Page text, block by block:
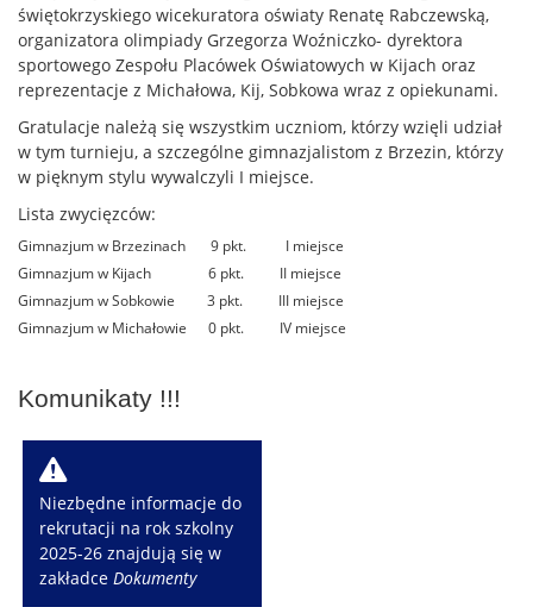
świętokrzyskiego wicekuratora oświaty Renatę Rabczewską,
organizatora olimpiady Grzegorza Woźniczko- dyrektora
sportowego Zespołu Placówek Oświatowych w Kijach oraz
reprezentacje z Michałowa, Kij, Sobkowa wraz z opiekunami.
Gratulacje należą się wszystkim uczniom, którzy wzięli udział
w tym turnieju, a szczególne gimnazjalistom z Brzezin, którzy
w pięknym stylu wywalczyli I miejsce.
Lista zwycięzców:
Gimnazjum w Brzezinach 9 pkt. I miejsce
Gimnazjum w Kijach 6 pkt. II miejsce
Gimnazjum w Sobkowie 3 pkt. III miejsce
Gimnazjum w Michałowie 0 pkt. IV miejsce
Komunikaty !!!
W
Niezbędne informacje do
rekrutacji na rok szkolny
2025-26 znajdują się w
zakładceDokumenty